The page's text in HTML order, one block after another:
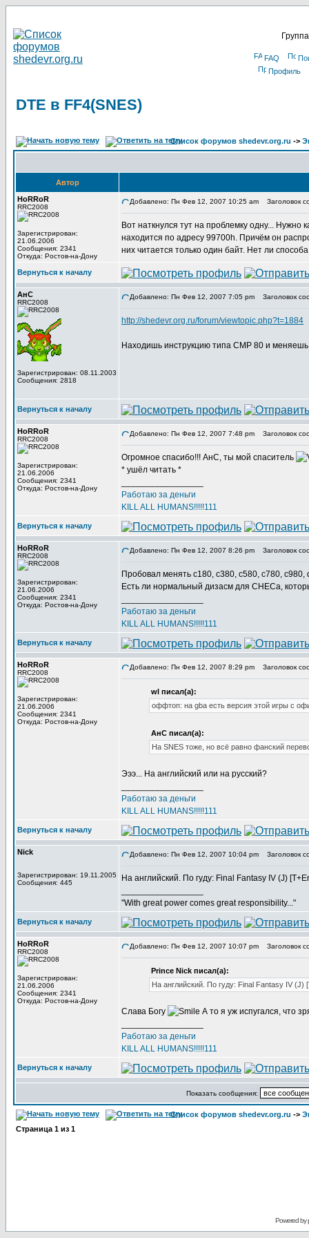
FAQ
Профиль
DTE в FF4(SNES)
Список форумов shedevr.org.ru ->
Автор
HoRRoR
RRC2008
Зарегистрирован:
21.06.2006
Сообщения: 2341
Откуда: Ростов-на-Дону
Добавлено: Пн Фев 12, 2007 10:25 am Заголовок
Вот наткнулся тут на проблемку одну... Нужно
находится по адресу 99700h. Причём он
них читается только один байт. Нет ли
Вернуться к началу
АнС
RRC2008
Зарегистрирован: 08.11.2003
Сообщения: 2818
Добавлено: Пн Фев 12, 2007 7:05 pm Заголовок
http://shedevr.org.ru/forum/viewtopic.php?t=1884
Находишь инструкцию типа CMP 80 и
Вернуться к началу
HoRRoR
RRC2008
Зарегистрирован:
21.06.2006
Сообщения: 2341
Откуда: Ростов-на-Дону
Добавлено: Пн Фев 12, 2007 7:48 pm Заголовок
Огромное спасибо!!! АнС, ты мой спаситель
* ушёл читать *
Работаю за деньги
KILL ALL HUMANS!!!!!111
Вернуться к началу
HoRRoR
RRC2008
Зарегистрирован:
21.06.2006
Сообщения: 2341
Откуда: Ростов-на-Дону
Добавлено: Пн Фев 12, 2007 8:26 pm Заголовок
Пробовал менять c180, c380, c580, c780,
Есть ли нормальный дизасм для СНЕСа,
Работаю за деньги
KILL ALL HUMANS!!!!!111
Вернуться к началу
HoRRoR
RRC2008
Зарегистрирован:
21.06.2006
Сообщения: 2341
Откуда: Ростов-на-Дону
Добавлено: Пн Фев 12, 2007 8:29 pm Заголовок
wl писал(а):
оффтоп: на gba есть версия этой игры с
АнС писал(а):
На SNES тоже, но всё равно фанский
Эээ... На английский или на русский?
Работаю за деньги
KILL ALL HUMANS!!!!!111
Вернуться к началу
Nick
Зарегистрирован: 19.11.2005
Сообщения: 445
Добавлено: Пн Фев 12, 2007 10:04 pm Заголовок
На английский. По гуду: Final Fantasy IV (J)
"With great power comes great responsibility..."
Вернуться к началу
HoRRoR
RRC2008
Зарегистрирован:
21.06.2006
Сообщения: 2341
Откуда: Ростов-на-Дону
Добавлено: Пн Фев 12, 2007 10:07 pm Заголовок
Prince Nick писал(а):
На английский. По гуду: Final Fantasy IV (J)
Слава Богу
А то я уж испугался, что
Работаю за деньги
KILL ALL HUMANS!!!!!111
Вернуться к началу
Показать сообщения:
Список форумов shedevr.org.ru ->
Страница 1 из 1
Powered by